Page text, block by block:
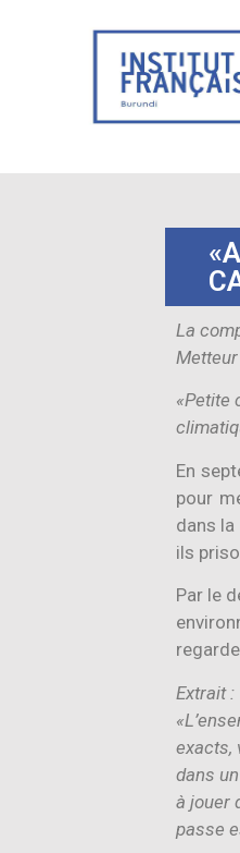
La
«Petite
En
pour
dans
ils
Par le
Extrait :
exacts,
dans
à jouer
passe